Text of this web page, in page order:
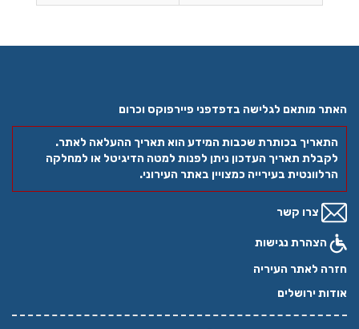
האתר מותאם לגלישה בדפדפני פיירפוקס וכרום
התאריך בכותרת שכבות המידע הוא תאריך ההעלאה לאתר.
לקבלת תאריך העדכון ניתן לפנות למטה הדיגיטל או למחלקה
הרלוונטית בעירייה כמצויין באתר העירוני.
צרו קשר
הצהרת נגישות
חזרה לאתר העיריה
אודות ירושלים